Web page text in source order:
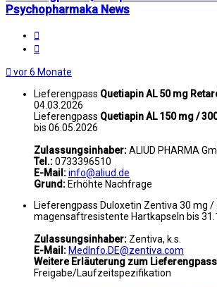
Psychopharmaka News
vor 6 Monate
Lieferengpass Quetiapin AL 50 mg
04.03.2026
Lieferengpass Quetiapin AL 150 mg /
bis 06.05.2026
Zulassungsinhaber:ALIUD PHARMA
Tel.:0733396510
E-Mail:info@aliud.de
Grund: Erhöhte Nachfrage
Lieferengpass Duloxetin Zentiva 30 mg /
magensaftresistente Hartkapseln bis
Zulassungsinhaber: Zentiva, k.s.
E-Mail: MedInfo.DE@zentiva.com
Weitere Erläuterung zum
Freigabe/Laufzeitspezifikation